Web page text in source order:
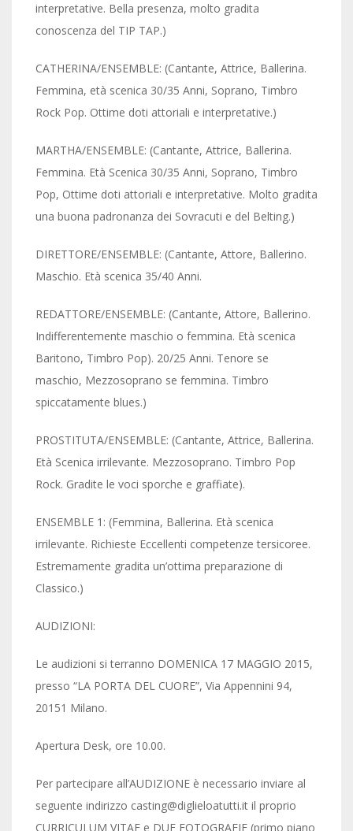
interpretative. Bella presenza, molto gradita
conoscenza del TIP TAP.)
CATHERINA/ENSEMBLE: (Cantante, Attrice, Ballerina.
Femmina, età scenica 30/35 Anni, Soprano, Timbro
Rock Pop. Ottime doti attoriali e interpretative.)
MARTHA/ENSEMBLE: (Cantante, Attrice, Ballerina.
Femmina. Età Scenica 30/35 Anni, Soprano, Timbro
Pop, Ottime doti attoriali e interpretative. Molto gradita
una buona padronanza dei Sovracuti e del Belting.)
DIRETTORE/ENSEMBLE: (Cantante, Attore, Ballerino.
Maschio. Età scenica 35/40 Anni.
REDATTORE/ENSEMBLE: (Cantante, Attore, Ballerino.
Indifferentemente maschio o femmina. Età scenica
Baritono, Timbro Pop). 20/25 Anni. Tenore se
maschio, Mezzosoprano se femmina. Timbro
spiccatamente blues.)
PROSTITUTA/ENSEMBLE: (Cantante, Attrice, Ballerina.
Età Scenica irrilevante. Mezzosoprano. Timbro Pop
Rock. Gradite le voci sporche e graffiate).
ENSEMBLE 1: (Femmina, Ballerina. Età scenica
irrilevante. Richieste Eccellenti competenze tersicoree.
Estremamente gradita un’ottima preparazione di
Classico.)
AUDIZIONI:
Le audizioni si terranno DOMENICA 17 MAGGIO 2015,
presso “LA PORTA DEL CUORE”, Via Appennini 94,
20151 Milano.
Apertura Desk, ore 10.00.
Per partecipare all’AUDIZIONE è necessario inviare al
seguente indirizzo casting@diglieloatutti.it il proprio
CURRICULUM VITAE e DUE FOTOGRAFIE (primo piano